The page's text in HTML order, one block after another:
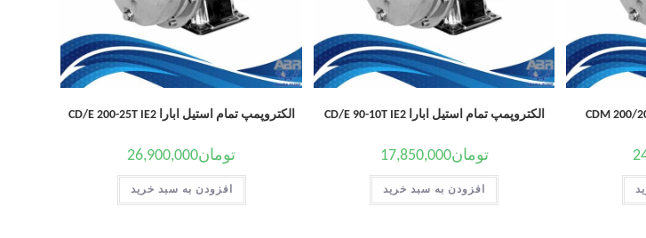
الکتروپمپ تمام استیل ابارا CD/E 90-10T IE2
تومان17,850,000
افزودن به سبد خرید
الکتروپمپ تمام استیل ابارا CD/E 200-25T IE2
تومان26,900,000
افزودن به سبد خرید